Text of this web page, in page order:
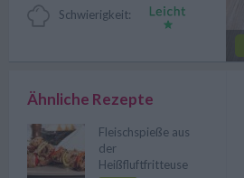
Schwierigkeit:
Ähnliche Rezepte
Fleischspieße aus
der
Heißfluftfritteuse